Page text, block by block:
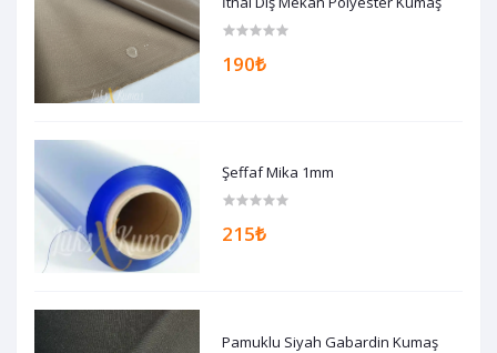
190₺
Şeffaf Mika 1mm
215₺
Pamuklu Siyah Gabardin Kumaş